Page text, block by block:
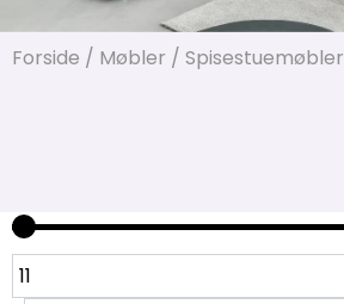
Forside / Møbler / Spisestuemøbler